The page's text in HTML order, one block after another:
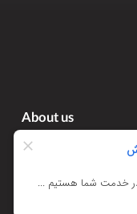
About us
CLAIER is the first
dock levelers in Iran
lifting machines
boom lifts and